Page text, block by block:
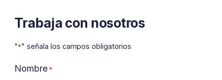
Trabaja con nosotros
"*" señala los campos obligatorios
Nombre *